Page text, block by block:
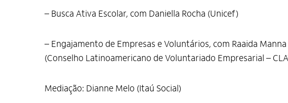
– Busca Ativa Escolar, com Daniella Rocha (Unicef)
– Engajamento de Empresas e Voluntários, com Raaida Manna
(Conselho Latinoamericano de Voluntariado Empresarial –
Mediação: Dianne Melo (Itaú Social)